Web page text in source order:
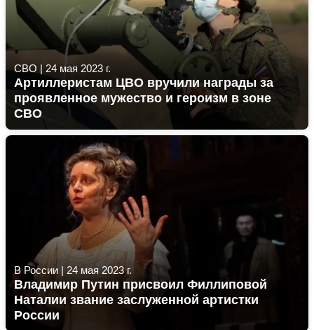
СВО | 24 мая 2023 г.
Артиллеристам ЦВО вручили награды за
проявленное мужество и героизм в зоне
СВО
В России | 24 мая 2023 г.
Владимир Путин присвоил Филлиповой
Наталии звание заслуженной артистки
России